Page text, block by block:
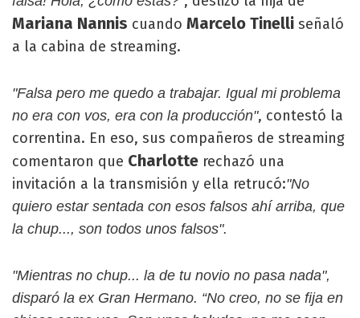
Mariana Nannis cuando Marcelo Tinelli señaló
a la cabina de streaming.
"Falsa pero me quedo a trabajar. Igual mi problema
no era con vos, era con la producción", contestó la
correntina. En eso, sus compañeros de streaming
comentaron que Charlotte rechazó una
invitación a la transmisión y ella retrucó:"No
quiero estar sentada con esos falsos ahí arriba, que
la chup..., son todos unos falsos".
"Mientras no chup... la de tu novio no pasa nada",
disparó la ex Gran Hermano. “No creo, no se fija en